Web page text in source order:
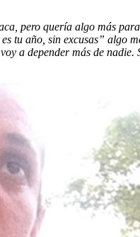
pero quería algo más
tu año, sin excusas” algo
a depender más de nadie.